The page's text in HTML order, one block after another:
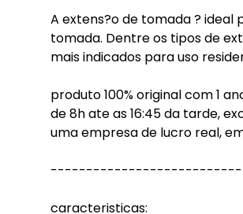
A extens?o de tomada ?
tomada. Dentre os tipos de
mais indicados para uso
produto 100% original com 1
de 8h ate as 16:45 da tarde,
uma empresa de lucro real,
caracteristicas: